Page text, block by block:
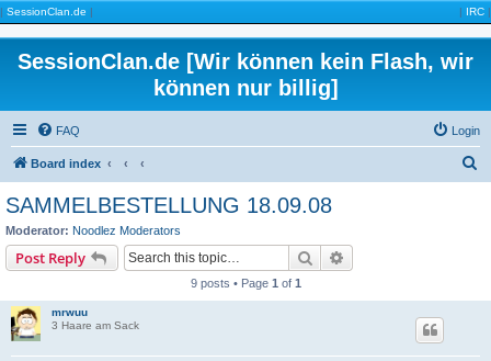
| SessionClan.de | | IRC |
SessionClan.de [Wir können kein Flash, wir
können nur billig]
FAQ Login
Board index
SAMMELBESTELLUNG 18.09.08
Moderator: Noodlez Moderators
Post Reply Search
9 posts • Page 1 of 1
mrwuu
3 Haare am Sack